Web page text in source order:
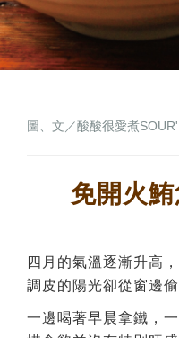
圖、文／酸酸很愛煮
免開火
四月的氣溫逐漸升高
調皮的陽光卻從窗邊
一邊喝著早晨拿鐵，